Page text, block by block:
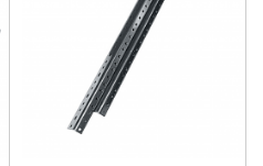
Pour racks RK-14 et BRK-
Vendu par paire